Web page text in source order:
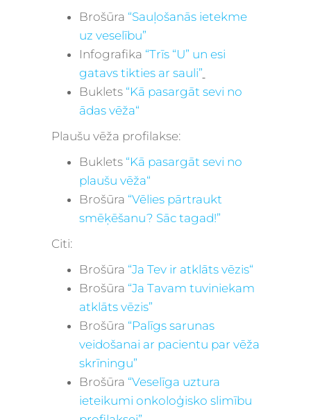
Brošūra “Sauļošanās ietekme
uz veselību”
Infografika “Trīs “U” un esi
gatavs tikties ar sauli”
Buklets “Kā pasargāt sevi no
ādas vēža“
Plaušu vēža profilakse:
Buklets “Kā pasargāt sevi no
plaušu vēža“
Brošūra “Vēlies pārtraukt
smēķēšanu? Sāc tagad!”
Citi:
Brošūra “Ja Tev ir atklāts vēzis“
Brošūra “Ja Tavam tuviniekam
atklāts vēzis”
Brošūra “Palīgs sarunas
veidošanai ar pacientu par vēža
skrīningu”
Brošūra “Veselīga uztura
ieteikumi onkoloģisko slimību